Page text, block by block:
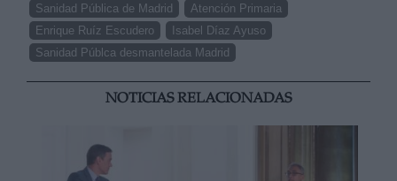
Sanidad Pública de Madrid
Atención Primaria
Enrique Ruíz Escudero
Isabel Díaz Ayuso
Sanidad Públca desmantelada Madrid
NOTICIAS RELACIONADAS